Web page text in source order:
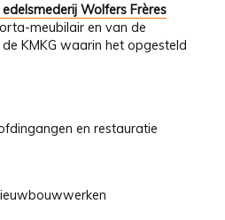
Wolfers Frères
meubilair en van de
KMKG waarin het opgesteld
en restauratie